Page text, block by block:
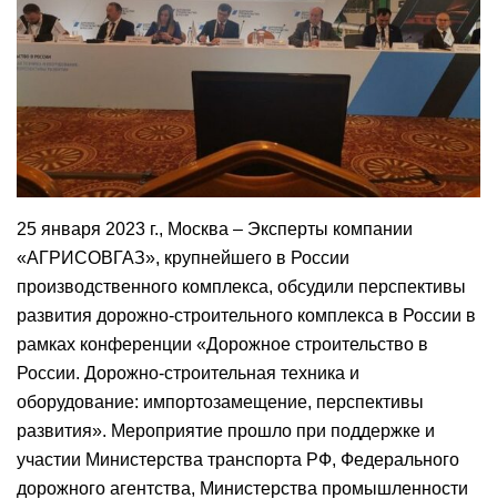
25 января 2023 г., Москва – Эксперты компании
«АГРИСОВГАЗ», крупнейшего в России
производственного комплекса, обсудили перспективы
развития дорожно-строительного комплекса в России в
рамках конференции «Дорожное строительство в
России. Дорожно-строительная техника и
оборудование: импортозамещение, перспективы
развития». Мероприятие прошло при поддержке и
участии Министерства транспорта РФ, Федерального
дорожного агентства, Министерства промышленности